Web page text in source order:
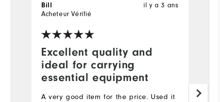
Excellent quality and
ideal for carrying
essential equipment
il y a 3 ans
Bill
Acheteur Vérifié
A very good item for the price. Used it